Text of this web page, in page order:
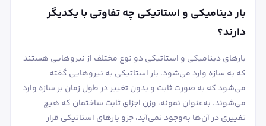
بار دینامیکی و استاتیکی چه تفاوتی با یکدیگر
دارند؟
بارهای دینامیکی و استاتیکی دو نوع مختلف از نیروهایی هستند
که به سازه وارد می‌شود. بار استاتیکی به نیروهایی گفته
می‌شود که به صورت ثابت و بدون تغییر در طول زمان بر سازه وارد
می‌شوند. به‌عنوان نمونه، وزن اجزای ثابت ساختمان که هیچ
تغییری در آن‌ها به‌وجود نمی‌آید، جزو بارهای استاتیکی قرار